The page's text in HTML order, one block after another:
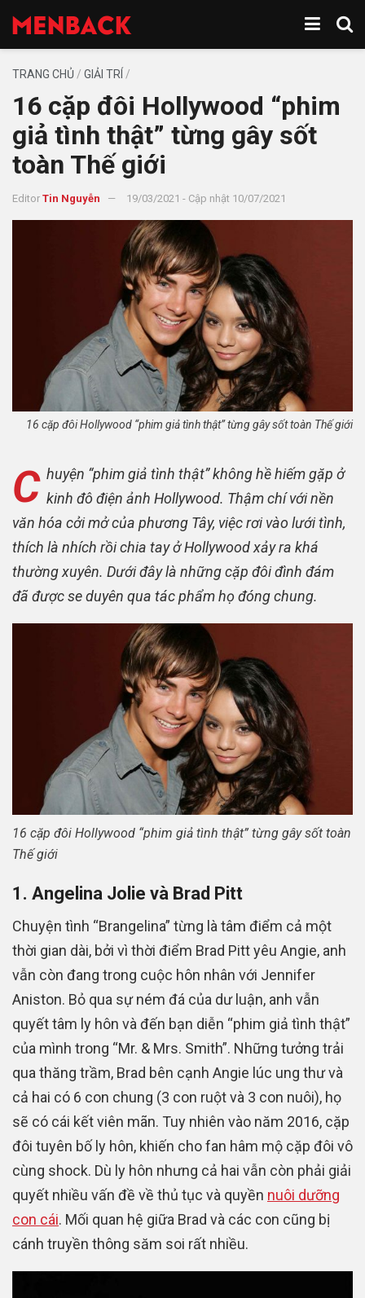
TRANG CHỦ / GIẢI TRÍ /
16 cặp đôi Hollywood “phim
giả tình thật” từng gây sốt
toàn Thế giới
Editor Tin Nguyễn 19/03/2021 - Cập nhật 10/07/2021
16 cặp đôi Hollywood “phim giả tình thật” từng gây sốt toàn Thế giới
C huyện “phim giả tình thật” không hề hiếm gặp ở
kinh đô điện ảnh Hollywood. Thậm chí với nền
văn hóa cởi mở của phương Tây, việc rơi vào lưới tình,
thích là nhích rồi chia tay ở Hollywood xảy ra khá
thường xuyên. Dưới đây là những cặp đôi đình đám
đã được se duyên qua tác phẩm họ đóng chung.
16 cặp đôi Hollywood “phim giả tình thật” từng gây sốt toàn
Thế giới
1. Angelina Jolie và Brad Pitt
Chuyện tình “Brangelina” từng là tâm điểm cả một
thời gian dài, bởi vì thời điểm Brad Pitt yêu Angie, anh
vẫn còn đang trong cuộc hôn nhân với Jennifer
Aniston. Bỏ qua sự ném đá của dư luận, anh vẫn
quyết tâm ly hôn và đến bạn diễn “phim giả tình thật”
của mình trong “Mr. & Mrs. Smith”. Những tưởng trải
qua thăng trầm, Brad bên cạnh Angie lúc ung thư và
cả hai có 6 con chung (3 con ruột và 3 con nuôi), họ
sẽ có cái kết viên mãn. Tuy nhiên vào năm 2016, cặp
đôi tuyên bố ly hôn, khiến cho fan hâm mộ cặp đôi vô
cùng shock. Dù ly hôn nhưng cả hai vẫn còn phải giải
quyết nhiều vấn đề về thủ tục và quyền nuôi dưỡng
con cái. Mối quan hệ giữa Brad và các con cũng bị
cánh truyền thông săm soi rất nhiều.